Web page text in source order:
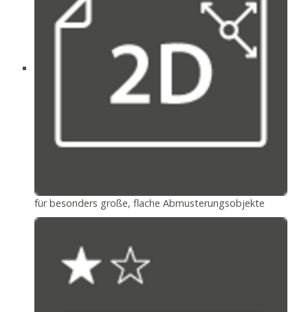
für besonders große, flache Abmusterungsobjekte